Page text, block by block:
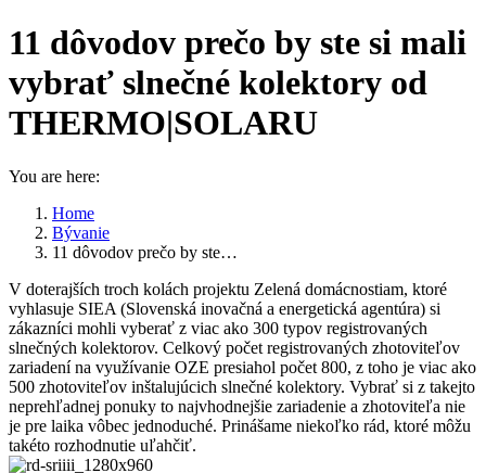
11 dôvodov prečo by ste si mali
vybrať slnečné kolektory od
THERMO|SOLARU
You are here:
Home
Bývanie
11 dôvodov prečo by ste…
V doterajších troch kolách projektu Zelená domácnostiam, ktoré
vyhlasuje SIEA (Slovenská inovačná a energetická agentúra) si
zákazníci mohli vyberať z viac ako 300 typov registrovaných
slnečných kolektorov. Celkový počet registrovaných zhotoviteľov
zariadení na využívanie OZE presiahol počet 800, z toho je viac ako
500 zhotoviteľov inštalujúcich slnečné kolektory. Vybrať si z takejto
neprehľadnej ponuky to najvhodnejšie zariadenie a zhotoviteľa nie
je pre laika vôbec jednoduché. Prinášame niekoľko rád, ktoré môžu
takéto rozhodnutie uľahčiť.